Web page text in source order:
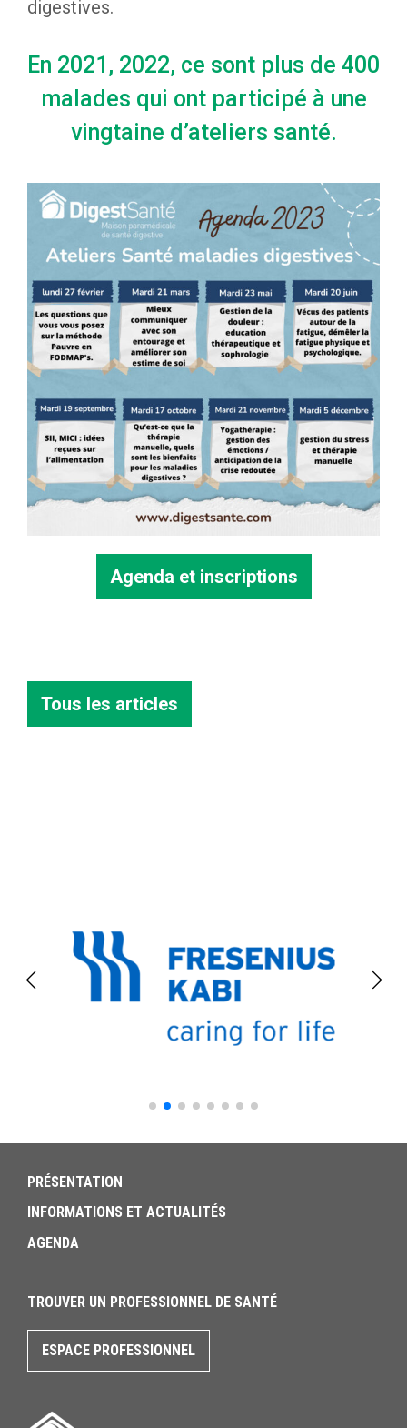
digestives.
En 2021, 2022, ce sont plus de 400
malades qui ont participé à une
vingtaine d’ateliers santé.
Agenda et inscriptions
Tous les articles
PRÉSENTATION
INFORMATIONS ET ACTUALITÉS
AGENDA
TROUVER UN PROFESSIONNEL DE SANTÉ
ESPACE PROFESSIONNEL